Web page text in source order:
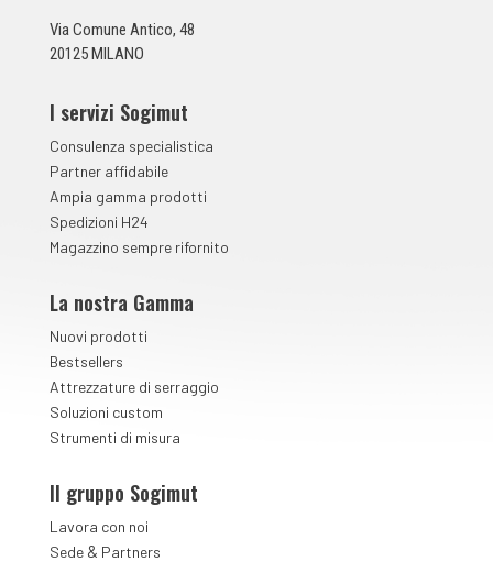
a
*
Via Comune Antico, 48
20125 MILANO
I servizi Sogimut
Consulenza specialistica
Partner affidabile
Ampia gamma prodotti
Spedizioni H24
Magazzino sempre rifornito
La nostra Gamma
Nuovi prodotti
Bestsellers
Attrezzature di serraggio
Soluzioni custom
Strumenti di misura
Il gruppo Sogimut
Lavora con noi
Sede& Partners